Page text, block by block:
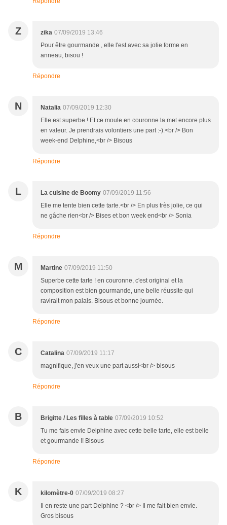
Z zika 07/09/2019 13:46
Pour être gourmande , elle l'est avec sa jolie forme en
anneau, bisou !
Répondre
N Natalia 07/09/2019 12:30
Elle est superbe ! Et ce moule en couronne la met encore plus
en valeur. Je prendrais volontiers une part :-).<br /> Bon
week-end Delphine,<br /> Bisous
Répondre
L La cuisine de Boomy 07/09/2019 11:56
Elle me tente bien cette tarte.<br /> En plus très jolie, ce qui
ne gâche rien<br /> Bises et bon week end<br /> Sonia
Répondre
M Martine 07/09/2019 11:50
Superbe cette tarte ! en couronne, c'est original et la
composition est bien gourmande, une belle réussite qui
ravirait mon palais. Bisous et bonne journée.
Répondre
C Catalina 07/09/2019 11:17
magnifique, j'en veux une part aussi<br /> bisous
Répondre
B Brigitte / Les filles à table 07/09/2019 10:52
Tu me fais envie Delphine avec cette belle tarte, elle est belle
et gourmande !! Bisous
Répondre
K kilomètre-0 07/09/2019 08:27
Il en reste une part Delphine ? <br /> Il me fait bien envie.
Gros bisous